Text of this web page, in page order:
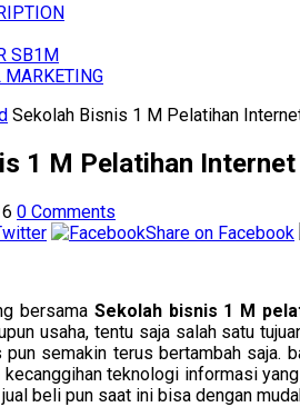
SB1M
MARKETING
Sekolah Bisnis 1 M Pelatihan
1 M Pelatihan
0 Comments
Share on Facebook
bersama Sekolah bisnis 1 M
usaha, tentu saja salah satu
semakin terus bertambah saja.
teknologi informasi
beli pun saat ini bisa dengan